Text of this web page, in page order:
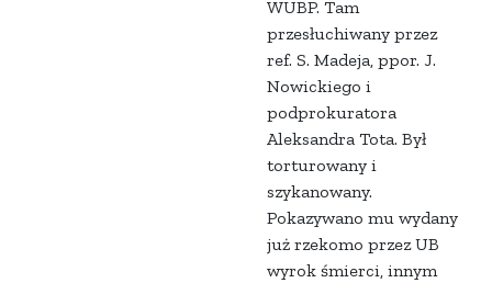
WUBP. Tam
przesłuchiwany przez
ref. S. Madeja, ppor. J.
Nowickiego i
podprokuratora
Aleksandra Tota. Był
torturowany i
szykanowany.
Pokazywano mu wydany
już rzekomo przez UB
wyrok śmierci, innym